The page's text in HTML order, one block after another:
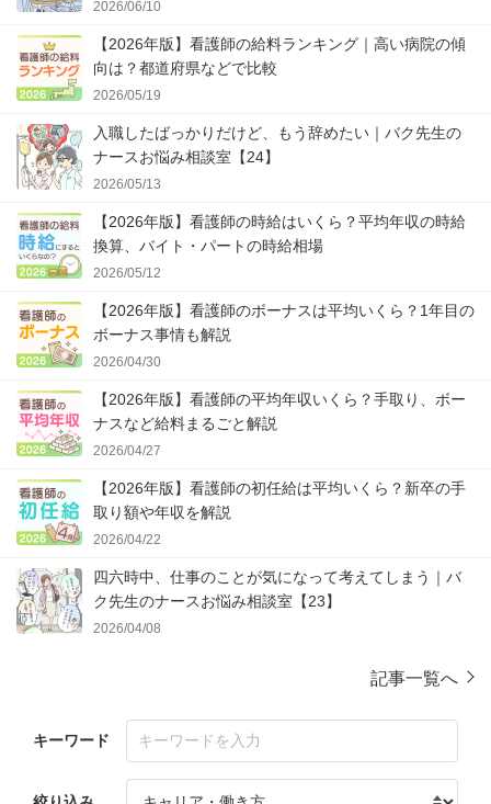
2026/06/10
【2026年版】看護師の給料ランキング｜高い病院の傾
向は？都道府県などで比較
2026/05/19
入職したばっかりだけど、もう辞めたい｜バク先生の
ナースお悩み相談室【24】
2026/05/13
【2026年版】看護師の時給はいくら？平均年収の時給
換算、バイト・パートの時給相場
2026/05/12
【2026年版】看護師のボーナスは平均いくら？1年目の
ボーナス事情も解説
2026/04/30
【2026年版】看護師の平均年収いくら？手取り、ボー
ナスなど給料まるごと解説
2026/04/27
【2026年版】看護師の初任給は平均いくら？新卒の手
取り額や年収を解説
2026/04/22
四六時中、仕事のことが気になって考えてしまう｜バ
ク先生のナースお悩み相談室【23】
2026/04/08
記事一覧へ
キーワード